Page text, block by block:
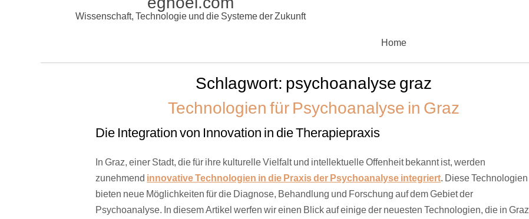
Wissenschaft, Technologie und die Systeme der Zukunft
Home
Schlagwort: psychoanalyse graz
Technologien für Psychoanalyse in Graz
Die Integration von Innovation in die Therapiepraxis
In Graz, einer Stadt, die für ihre kulturelle Vielfalt und intellektuelle Offenheit bekannt ist, werden
zunehmend innovative Technologien in die Praxis der Psychoanalyse integriert. Diese Technologien
bieten neue Möglichkeiten für die Diagnose, Behandlung und Forschung auf dem Gebiet der
Psychoanalyse. In diesem Artikel werfen wir einen Blick auf einige der neuesten Technologien, die in Graz